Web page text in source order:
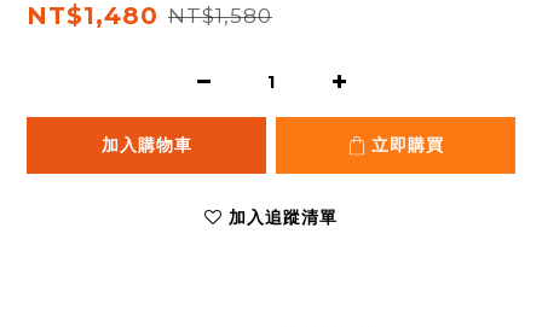
NT$1,480 NT$1,580
加入購物車 立即購買
加入追蹤清單